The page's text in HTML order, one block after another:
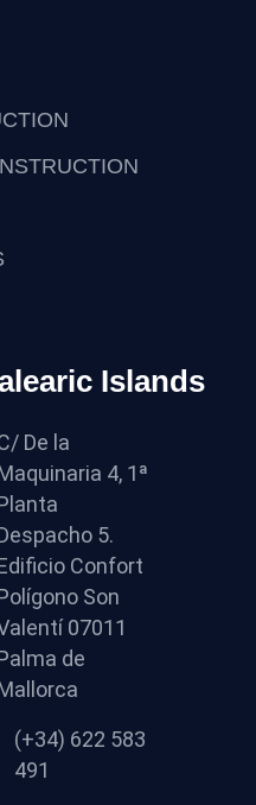
Islands
De la
4, 1ª
5.
Confort
Son
07011
de
(+34) 622 583
491